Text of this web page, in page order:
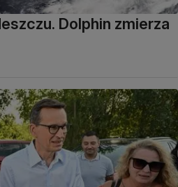
Dolphin zmierza